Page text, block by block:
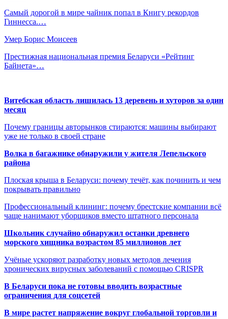
Самый дорогой в мире чайник попал в Книгу рекордов
Гиннесса.…
Умер Борис Моисеев
Престижная национальная премия Беларуси «Рейтинг
Байнета»…
Витебская область лишилась 13 деревень и хуторов за один
месяц
Почему границы авторынков стираются: машины выбирают
уже не только в своей стране
Волка в багажнике обнаружили у жителя Лепельского
района
Плоская крыша в Беларуси: почему течёт, как починить и чем
покрывать правильно
Профессиональный клининг: почему брестские компании всё
чаще нанимают уборщиков вместо штатного персонала
Школьник случайно обнаружил останки древнего
морского хищника возрастом 85 миллионов лет
Учёные ускоряют разработку новых методов лечения
хронических вирусных заболеваний с помощью CRISPR
В Беларуси пока не готовы вводить возрастные
ограничения для соцсетей
В мире растет напряжение вокруг глобальной торговли и